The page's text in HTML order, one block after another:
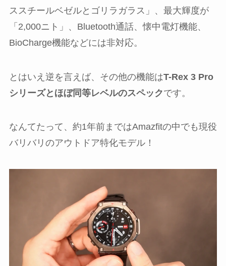
ススチールベゼルとゴリラガラス」、最大輝度が
「2,000ニト」、Bluetooth通話、懐中電灯機能、
BioCharge機能などには非対応。
とはいえ逆を言えば、その他の機能はT-Rex 3 Pro
シリーズとほぼ同等レベルのスペックです。
なんてたって、約1年前まではAmazfitの中でも現役
バリバリのアウトドア特化モデル！